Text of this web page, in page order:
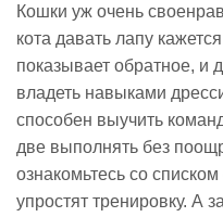
Кошки уж очень
кота давать лапу
показывает обратное, и
владеть навыками
способен выучить
две выполнять без
ознакомьтесь со
упростят тренировку. А